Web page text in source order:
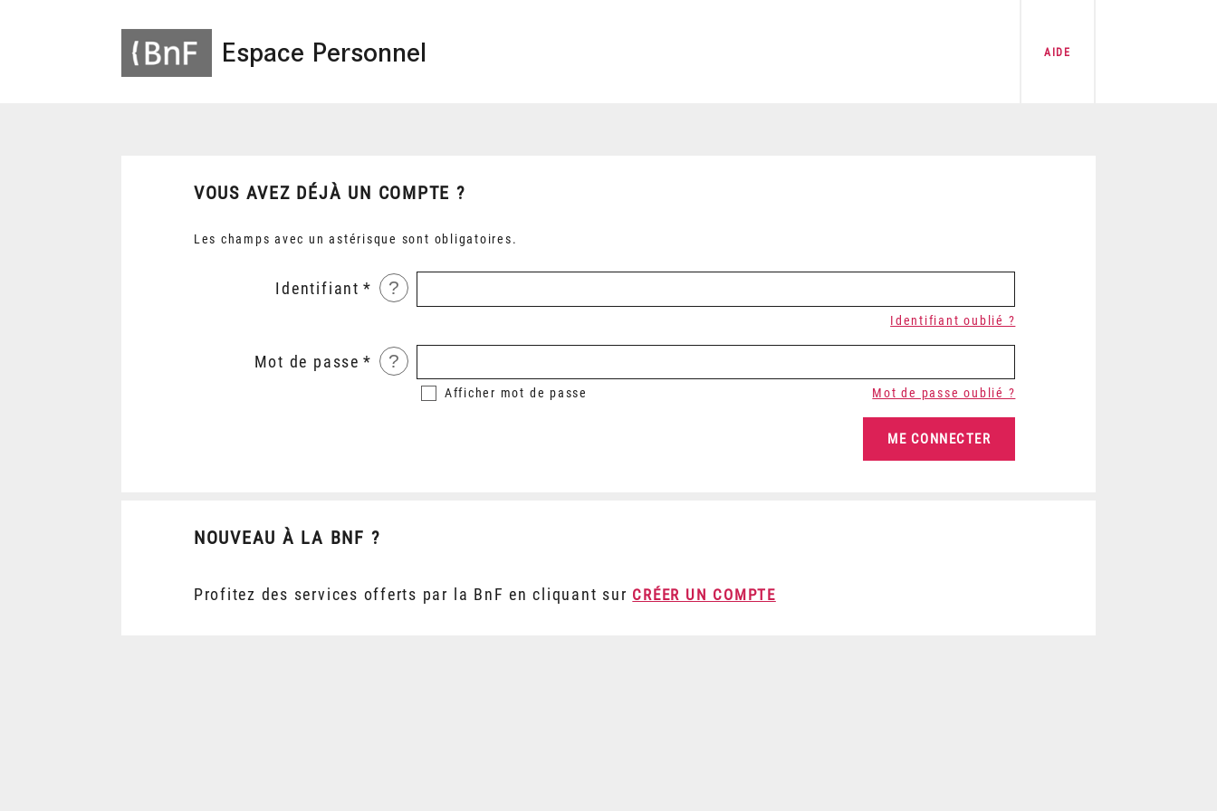
Espace Personnel AIDE
VOUS AVEZ DÉJÀ UN COMPTE ?
Les champs avec un astérisque sont obligatoires.
Identifiant ?
Identifiant oublié ?
Mot de passe ?
Afficher mot de passe Mot de passe oublié ?
NOUVEAU À LA BNF ?
Profitez des services offerts par la BnF en cliquant sur CRÉER UN COMPTE